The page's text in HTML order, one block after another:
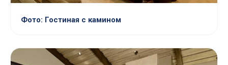
Фото: Гостиная с камином